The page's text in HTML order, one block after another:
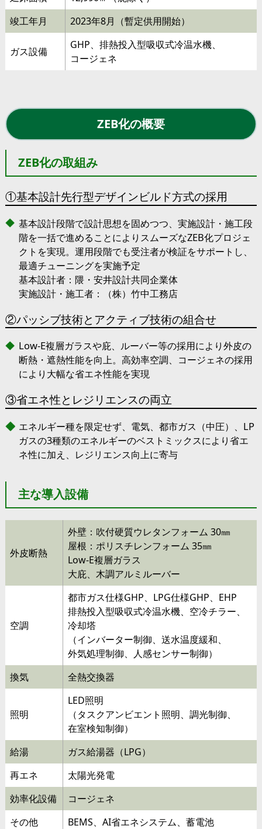
竣工年月
2023年8月（暫定供用開始）
ガス設備
GHP、排熱投入型吸収式冷温水機、
コージェネ
ZEB化の概要
ZEB化の取組み
①基本設計先行型デザインビルド方式の採用
基本設計段階で設計思想を固めつつ、実施設計・施工段
階を一括で進めることによりスムーズなZEB化プロジェ
クトを実現。運用段階でも受注者が検証をサポートし、
最適チューニングを実施予定
基本設計者：隈・安井設計共同企業体
実施設計・施工者：（株）竹中工務店
②パッシブ技術とアクティブ技術の組合せ
Low-E複層ガラスや庇、ルーバー等の採用により外皮の
断熱・遮熱性能を向上。高効率空調、コージェネの採用
により大幅な省エネ性能を実現
③省エネ性とレジリエンスの両立
エネルギー種を限定せず、電気、都市ガス（中圧）、LP
ガスの3種類のエネルギーのベストミックスにより省エ
ネ性に加え、レジリエンス向上に寄与
主な導入設備
外皮断熱
外壁：吹付硬質ウレタンフォーム 30㎜
屋根：ポリスチレンフォーム 35㎜
Low-E複層ガラス
大庇、木調アルミルーバー
空調
都市ガス仕様GHP、LPG仕様GHP、EHP
排熱投入型吸収式冷温水機、空冷チラー、
冷却塔
（インバーター制御、送水温度緩和、
外気処理制御、人感センサー制御）
換気
全熱交換器
照明
LED照明
（タスクアンビエント照明、調光制御、
在室検知制御）
給湯
ガス給湯器（LPG）
再エネ
太陽光発電
効率化設備
コージェネ
その他
BEMS、AI省エネシステム、蓄電池